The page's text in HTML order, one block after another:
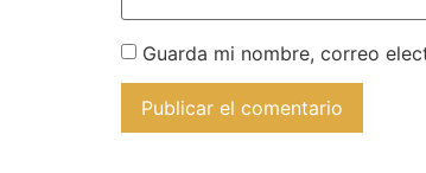
Guarda mi nombre, correo